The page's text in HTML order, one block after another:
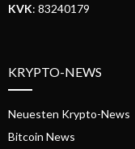
KVK: 83240179
KRYPTO-NEWS
Neuesten Krypto-News
Bitcoin News